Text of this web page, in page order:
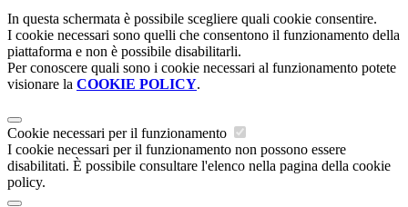
In questa schermata è possibile scegliere quali cookie consentire.
I cookie necessari sono quelli che consentono il funzionamento della
piattaforma e non è possibile disabilitarli.
Per conoscere quali sono i cookie necessari al funzionamento potete
visionare la COOKIE POLICY.
Cookie necessari per il funzionamento
I cookie necessari per il funzionamento non possono essere
disabilitati. È possibile consultare l'elenco nella pagina della cookie
policy.